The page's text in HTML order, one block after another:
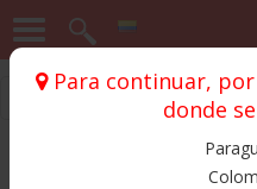
Inicio Botas City
Para continuar, por
donde